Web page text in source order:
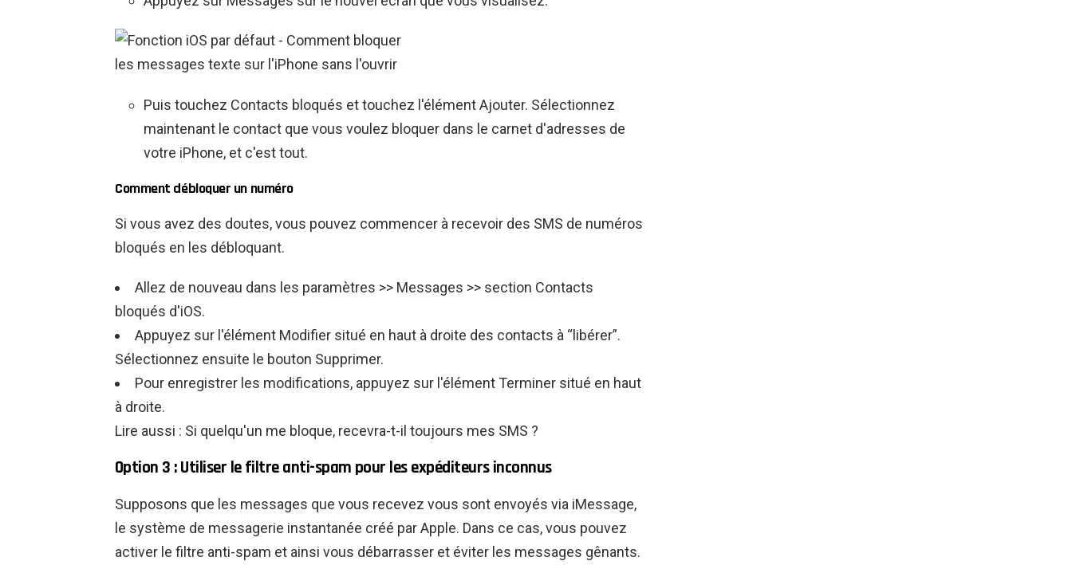
Puis touchez Contacts bloqués et touchez l'élément Ajouter. Sélectionnez
maintenant le contact que vous voulez bloquer dans le carnet d'adresses de
votre iPhone, et c'est tout.
Comment débloquer un numéro
Si vous avez des doutes, vous pouvez commencer à recevoir des SMS de numéros
bloqués en les débloquant.
Allez de nouveau dans les paramètres >> Messages >> section Contacts
bloqués d'iOS.
Appuyez sur l'élément Modifier situé en haut à droite des contacts à “libérer”.
Sélectionnez ensuite le bouton Supprimer.
Pour enregistrer les modifications, appuyez sur l'élément Terminer situé en haut
à droite.
Lire aussi : Si quelqu'un me bloque, recevra-t-il toujours mes SMS ?
Option 3 : Utiliser le filtre anti-spam pour les expéditeurs inconnus
Supposons que les messages que vous recevez vous sont envoyés via iMessage,
le système de messagerie instantanée créé par Apple. Dans ce cas, vous pouvez
activer le filtre anti-spam et ainsi vous débarrasser et éviter les messages gênants.